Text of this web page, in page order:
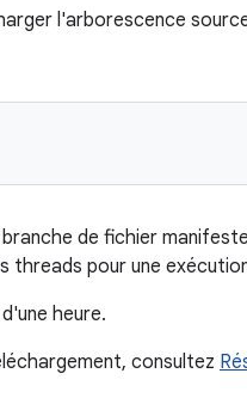
l'arborescence
de fichier
threads pour une
heure.
consultez